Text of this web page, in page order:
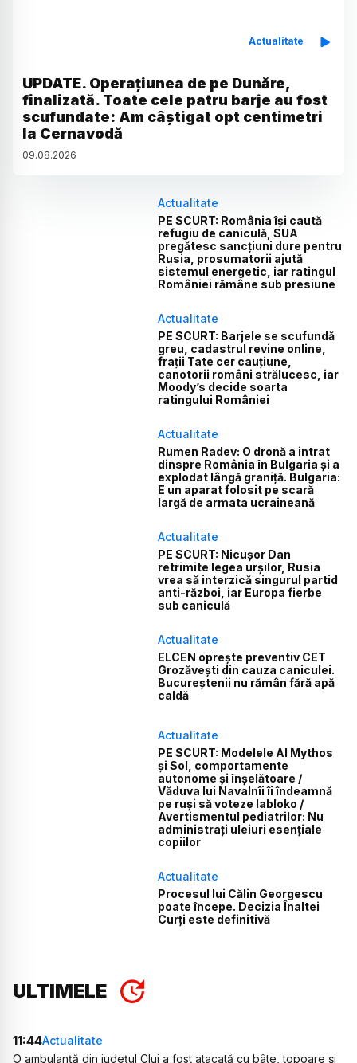
Actualitate
UPDATE. Operațiunea de pe Dunăre,
finalizată. Toate cele patru barje au fost
scufundate: Am câștigat opt centimetri
la Cernavodă
09.08.2026
Actualitate
PE SCURT: România își caută
refugiu de caniculă, SUA
pregătesc sancțiuni dure pentru
Rusia, prosumatorii ajută
sistemul energetic, iar ratingul
României rămâne sub presiune
Actualitate
PE SCURT: Barjele se scufundă
greu, cadastrul revine online,
frații Tate cer cauțiune,
canotorii români strălucesc, iar
Moody’s decide soarta
ratingului României
Actualitate
Rumen Radev: O dronă a intrat
dinspre România în Bulgaria și a
explodat lângă graniță. Bulgaria:
E un aparat folosit pe scară
largă de armata ucraineană
Actualitate
PE SCURT: Nicușor Dan
retrimite legea urșilor, Rusia
vrea să interzică singurul partid
anti-război, iar Europa fierbe
sub caniculă
Actualitate
ELCEN oprește preventiv CET
Grozăvești din cauza caniculei.
Bucureștenii nu rămân fără apă
caldă
Actualitate
PE SCURT: Modelele AI Mythos
și Sol, comportamente
autonome și înșelătoare /
Văduva lui Navalnîi îi îndeamnă
pe ruși să voteze Iabloko /
Avertismentul pediatrilor: Nu
administrați uleiuri esențiale
copiilor
Actualitate
Procesul lui Călin Georgescu
poate începe. Decizia Înaltei
Curți este definitivă
ULTIMELE
11:44Actualitate
O ambulanță din județul Cluj a fost atacată cu bâte, topoare și